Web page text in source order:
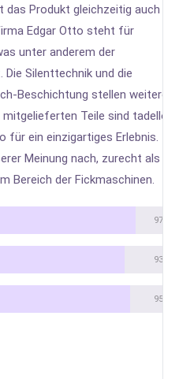
das Produkt gleichzeitig auch
Edgar Otto steht für
unter anderem der
Silenttechnik und die
Beschichtung stellen weitere
Teile sind tadellos
für ein einzigartiges Erlebnis.
Meinung nach, zurecht als
Bereich der Fickmaschinen.
97%
93%
95%